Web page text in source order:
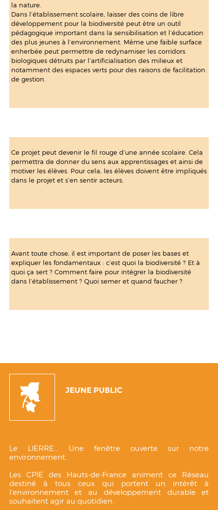
la nature.
Dans l’établissement scolaire, laisser des coins de libre
développement pour la biodiversité peut être un outil
pédagogique important dans la sensibilisation et l’éducation
des plus jeunes à l’environnement. Même une faible surface
enherbée peut permettre de redynamiser les corridors
biologiques détruits par l’artificialisation des milieux et
notamment des espaces verts pour des raisons de facilitation
de gestion.
Ce projet peut devenir le fil rouge d’une année scolaire. Cela
permettra de donner du sens aux apprentissages et ainsi de
motiver les élèves. Pour cela, les élèves doivent être impliqués
dans le projet et s’en sentir acteurs.
Avant toute chose, il est important de poser les bases et
expliquer les fondamentaux : c’est quoi la biodiversité ? Et à
quoi ça sert ? Comment faire pour intégrer la biodiversité
dans l’établissement ? Quoi semer et quand faucher ?
JEUNE PUBLIC
Le LIERRE... Une fenêtre ouverte sur notre
environnement.
Les CPIE des Hauts-de-France animent ce Réseau
destiné à tous ceux qui portent un intérêt à
l’environnement et au développement durable et
souhaitent agir au quotidien.